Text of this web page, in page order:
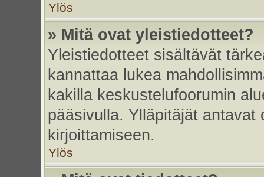
Ylös
» Mitä ovat yleistiedotteet?
Yleistiedotteet sisältävät
kannattaa lukea
kakilla keskustelufoorumin
pääsivulla. Ylläpitäjät antavat
kirjoittamiseen.
Ylös